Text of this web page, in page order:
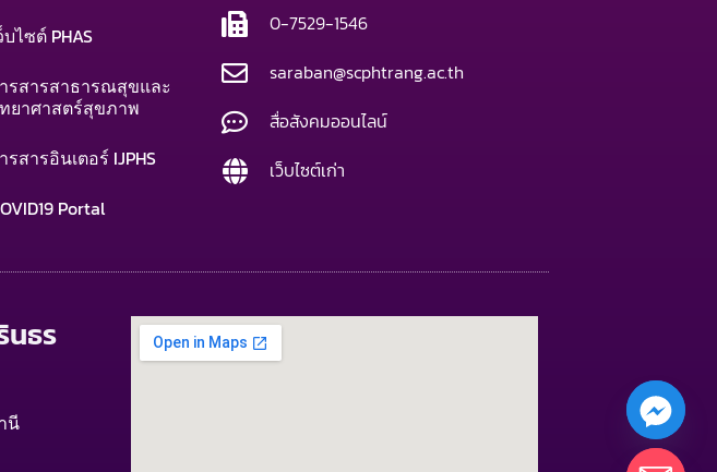
บไซต์ PHAS
รสารสาธารณสุขและ
ยาศาสตร์สุขภาพ
รสารอินเตอร์ IJPHS
Portal
0-7529-1546
saraban@scphtrang.ac.th
สื่อสังคมออนไลน์
เว็บไซต์เก่า
ธร
นี